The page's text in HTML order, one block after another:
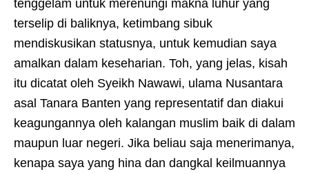
tenggelam untuk merenungi makna luhur yang
terselip di baliknya, ketimbang sibuk
mendiskusikan statusnya, untuk kemudian saya
amalkan dalam keseharian. Toh, yang jelas, kisah
itu dicatat oleh Syeikh Nawawi, ulama Nusantara
asal Tanara Banten yang representatif dan diakui
keagungannya oleh kalangan muslim baik di dalam
maupun luar negeri. Jika beliau saja menerimanya,
kenapa saya yang hina dan dangkal keilmuannya